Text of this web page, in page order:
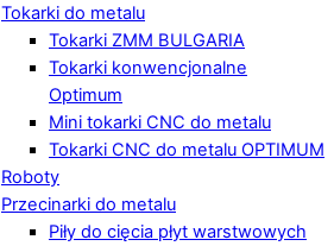
Tokarki do metalu
Tokarki ZMM BULGARIA
Tokarki konwencjonalne
Optimum
Mini tokarki CNC do metalu
Tokarki CNC do metalu OPTIMUM
Roboty
Przecinarki do metalu
Piły do cięcia płyt warstwowych